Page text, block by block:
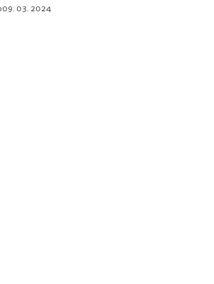
09. 03. 2024